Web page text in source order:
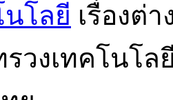
โลยี เรื่องต่
วงเทคโนโ